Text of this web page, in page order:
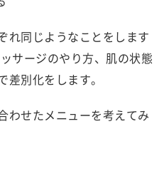
れ同じようなことをします
サージのやり方、肌の状態
別化をします。
わせたメニューを考えてみ